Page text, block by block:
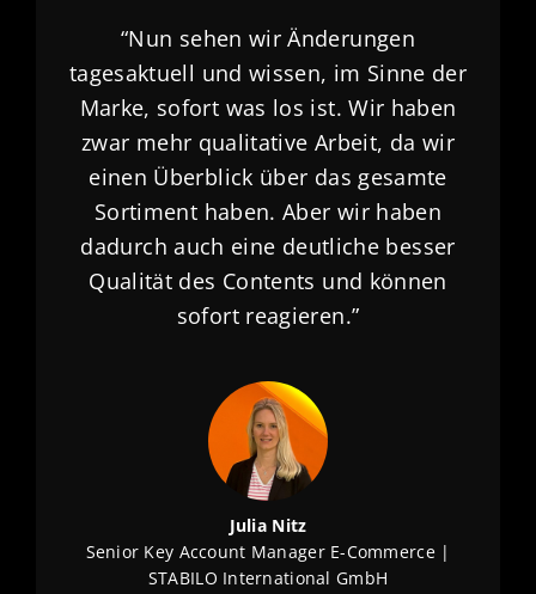
“Nun sehen wir Änderungen
tagesaktuell und wissen, im Sinne der
Marke, sofort was los ist. Wir haben
zwar mehr qualitative Arbeit, da wir
einen Überblick über das gesamte
Sortiment haben. Aber wir haben
dadurch auch eine deutliche besser
Qualität des Contents und können
sofort reagieren.”
Julia Nitz
Senior Key Account Manager E-Commerce |
STABILO International GmbH